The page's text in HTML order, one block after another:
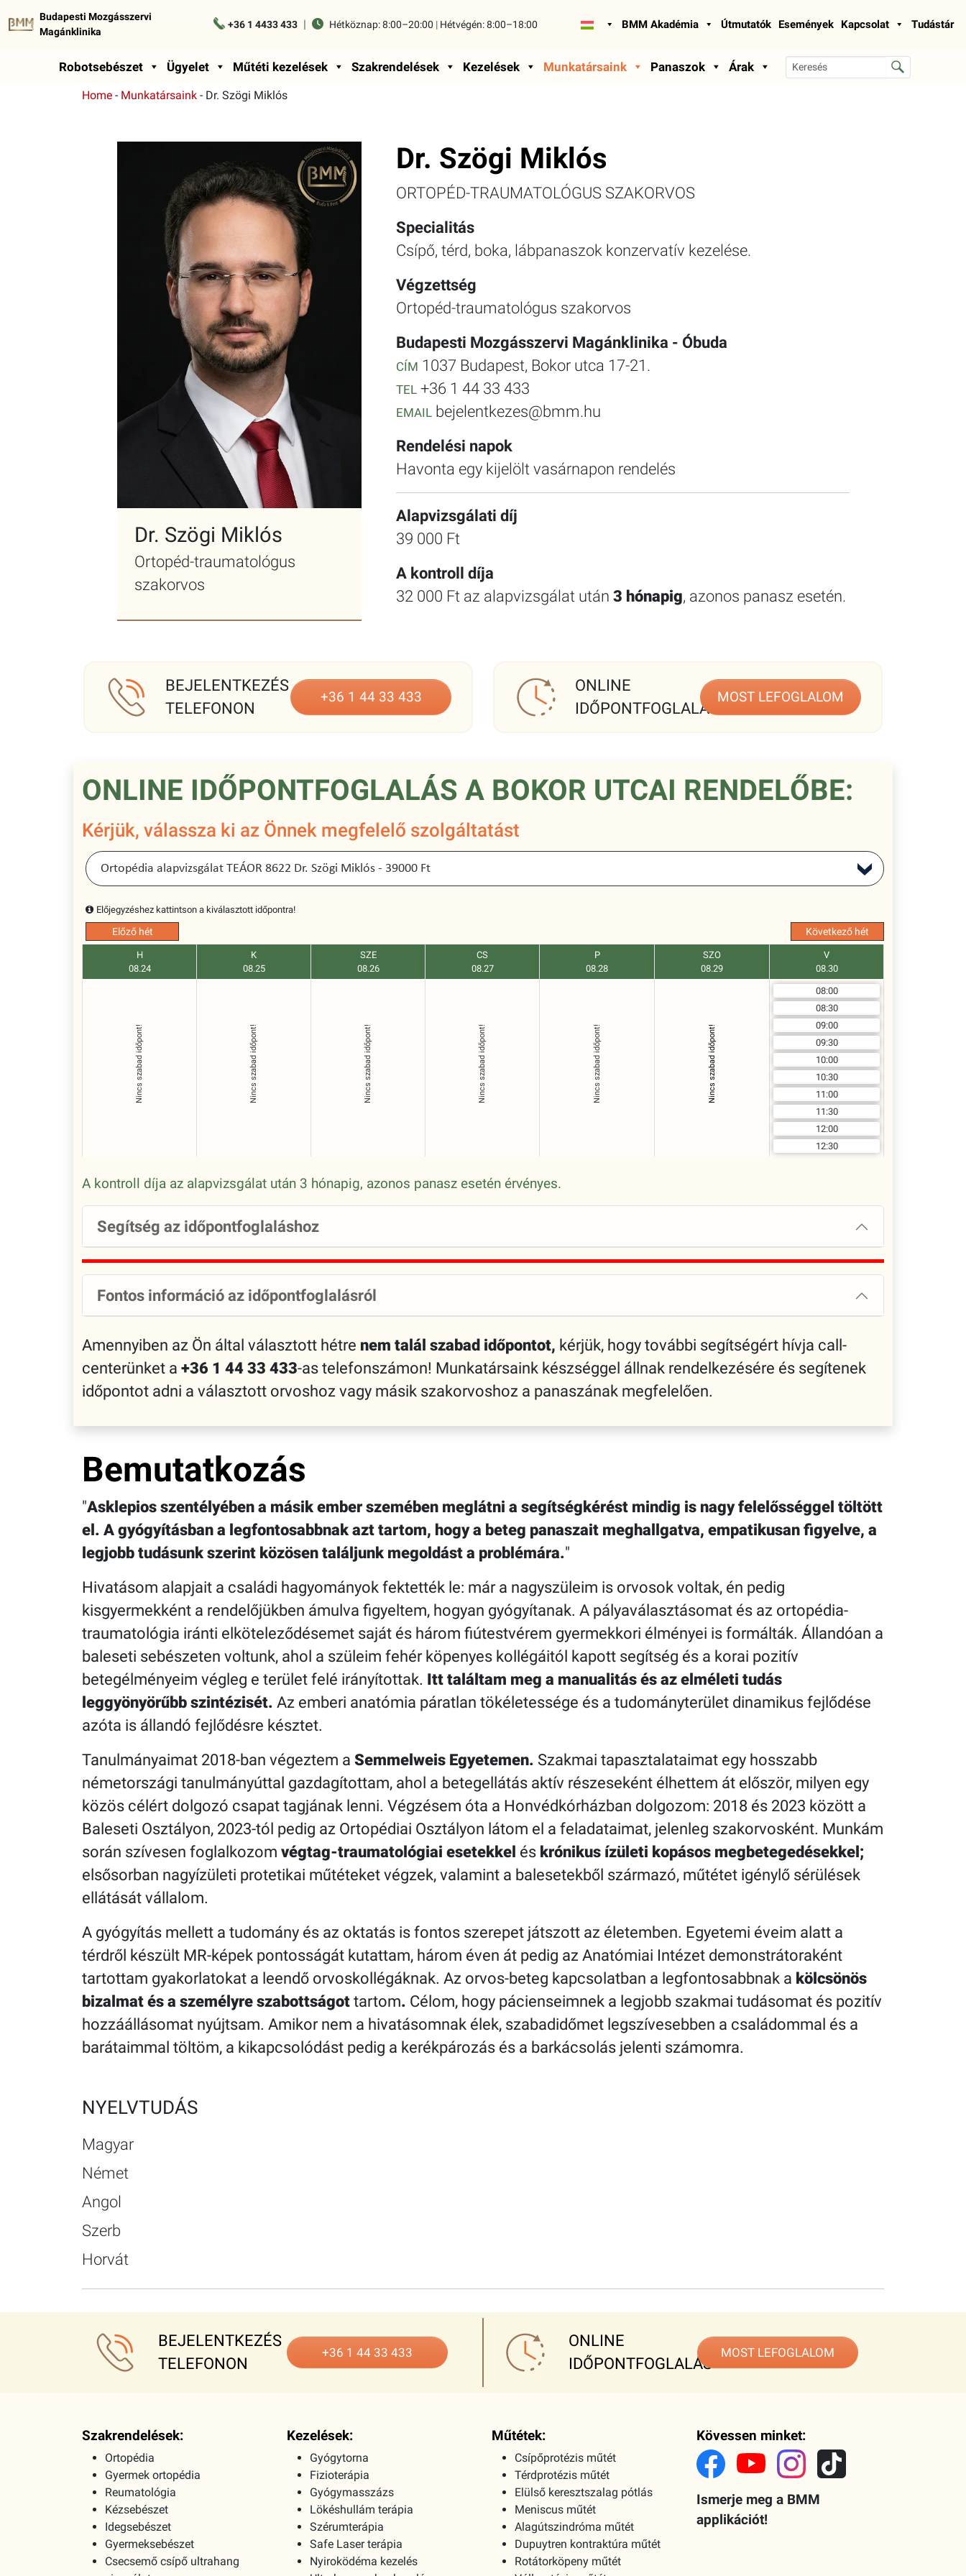
Budapesti Mozgásszervi
Magánklinika
+36 1 4433 433 | Hétköznap:8:00–20:00 | Hétvégén:8:00–18:00 BMM Akadémia Útmutatók Események Kapcsolat Tudástár
Robotsebészet Ügyelet Műtéti kezelések Szakrendelések Kezelések Munkatársaink Panaszok Árak
Home - Munkatársaink - Dr. Szögi Miklós
Dr. Szögi Miklós
Ortopéd-traumatológus
szakorvos
Dr. Szögi Miklós
ORTOPÉD-TRAUMATOLÓGUS SZAKORVOS
Specialitás
Csípő, térd, boka, lábpanaszok konzervatív kezelése.
Végzettség
Ortopéd-traumatológus szakorvos
Budapesti Mozgásszervi Magánklinika - Óbuda
CÍM 1037 Budapest, Bokor utca 17-21.
TEL+36 1 44 33 433
EMAILbejelentkezes@bmm.hu
Rendelési napok
Havonta egy kijelölt vasárnapon rendelés
Alapvizsgálati díj
39 000 Ft
A kontroll díja
32 000 Ft az alapvizsgálat után 3 hónapig, azonos panasz esetén.
BEJELENTKEZÉS
TELEFONON
+36 1 44 33 433
ONLINE
IDŐPONTFOGLALÁS
MOST LEFOGLALOM
ONLINE IDŐPONTFOGLALÁS A BOKOR UTCAI RENDELŐBE:
Kérjük, válassza ki az Önnek megfelelő szolgáltatást
Előjegyzéshez kattintson a kiválasztott időpontra!
Előző hét Következő hét
H
08.24
Nincs szabad időpont!
K
08.25
Nincs szabad időpont!
SZE
08.26
Nincs szabad időpont!
CS
08.27
Nincs szabad időpont!
P
08.28
Nincs szabad időpont!
SZO
08.29
Nincs szabad időpont!
V
08.30
08:00
08:30
09:00
09:30
10:00
10:30
11:00
11:30
12:00
12:30
A kontroll díja az alapvizsgálat után 3 hónapig, azonos panasz esetén érvényes.
Segítség az időpontfoglaláshoz
Fontos információ az időpontfoglalásról
Amennyiben az Ön által választott hétre nem talál szabad időpontot, kérjük, hogy további segítségért hívja call-
centerünket a +36 1 44 33 433-as telefonszámon! Munkatársaink készséggel állnak rendelkezésére és segítenek
időpontot adni a választott orvoshoz vagy másik szakorvoshoz a panaszának megfelelően.
Bemutatkozás
Asklepios szentélyében a másik ember szemében meglátni a segítségkérést mindig is nagy felelősséggel töltött
el. A gyógyításban a legfontosabbnak azt tartom, hogy a beteg panaszait meghallgatva, empatikusan figyelve, a
legjobb tudásunk szerint közösen találjunk megoldást a problémára.
Hivatásom alapjait a családi hagyományok fektették le: már a nagyszüleim is orvosok voltak, én pedig
kisgyermekként a rendelőjükben ámulva figyeltem, hogyan gyógyítanak. A pályaválasztásomat és az ortopédia-
traumatológia iránti elköteleződésemet saját és három fiútestvérem gyermekkori élményei is formálták. Állandóan a
baleseti sebészeten voltunk, ahol a szüleim fehér köpenyes kollégáitól kapott segítség és a korai pozitív
betegélményeim végleg e terület felé irányítottak. Itt találtam meg a manualitás és az elméleti tudás
leggyönyörűbb szintézisét. Az emberi anatómia páratlan tökéletessége és a tudományterület dinamikus fejlődése
azóta is állandó fejlődésre késztet.
Tanulmányaimat 2018-ban végeztem a Semmelweis Egyetemen. Szakmai tapasztalataimat egy hosszabb
németországi tanulmányúttal gazdagítottam, ahol a betegellátás aktív részeseként élhettem át először, milyen egy
közös célért dolgozó csapat tagjának lenni. Végzésem óta a Honvédkórházban dolgozom: 2018 és 2023 között a
Baleseti Osztályon, 2023-tól pedig az Ortopédiai Osztályon látom el a feladataimat, jelenleg szakorvosként. Munkám
során szívesen foglalkozom végtag-traumatológiai esetekkel és krónikus ízületi kopásos megbetegedésekkel;
elsősorban nagyízületi protetikai műtéteket végzek, valamint a balesetekből származó, műtétet igénylő sérülések
ellátását vállalom.
A gyógyítás mellett a tudomány és az oktatás is fontos szerepet játszott az életemben. Egyetemi éveim alatt a
térdről készült MR-képek pontosságát kutattam, három éven át pedig az Anatómiai Intézet demonstrátoraként
tartottam gyakorlatokat a leendő orvoskollégáknak. Az orvos-beteg kapcsolatban a legfontosabbnak a kölcsönös
bizalmat és a személyre szabottságot tartom. Célom, hogy pácienseimnek a legjobb szakmai tudásomat és pozitív
hozzáállásomat nyújtsam. Amikor nem a hivatásomnak élek, szabadidőmet legszívesebben a családommal és a
barátaimmal töltöm, a kikapcsolódást pedig a kerékpározás és a barkácsolás jelenti számomra.
NYELVTUDÁS
Magyar
Német
Angol
Szerb
Horvát
BEJELENTKEZÉS
TELEFONON
+36 1 44 33 433
ONLINE
IDŐPONTFOGLALÁS
MOST LEFOGLALOM
Szakrendelések:
Ortopédia
Gyermek ortopédia
Reumatológia
Kézsebészet
Idegsebészet
Gyermeksebészet
Csecsemő csípő ultrahang
Kezelések:
Gyógytorna
Fizioterápia
Gyógymasszázs
Lökéshullám terápia
Szérumterápia
Safe Laser terápia
Nyiroködéma kezelés
Műtétek:
Csípőprotézis műtét
Térdprotézis műtét
Elülső keresztszalag pótlás
Meniscus műtét
Alagútszindróma műtét
Dupuytren kontraktúra műtét
Rotátorköpeny műtét
Kövessen minket:
Ismerje meg a BMM
applikációt!